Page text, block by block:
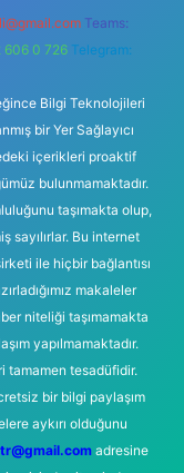
Teams:
606 0 726 Telegram:
Bilgi Teknolojileri
bir Yer Sağlayıcı
içerikleri proaktif
bulunmamaktadır.
taşımakta olup,
sayılırlar. Bu internet
ile hiçbir bağlantısı
makaleler
niteliği taşımamakta
yapılmamaktadır.
tamamen tesadüfidir.
bir bilgi paylaşım
aykırı olduğunu
adresine